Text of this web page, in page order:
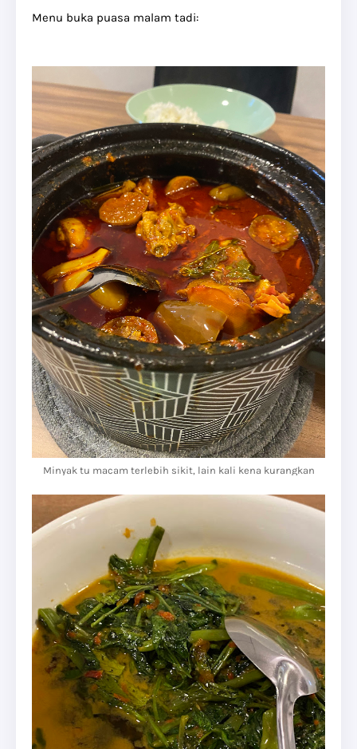
Menu buka puasa malam tadi:
Minyak tu macam terlebih sikit, lain kali kena kurangkan